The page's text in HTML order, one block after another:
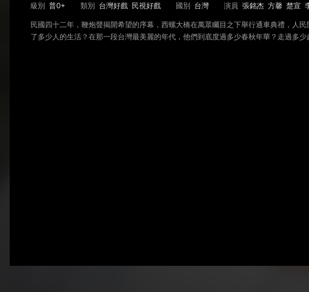
級別 普0+ 類別 台灣好戲 民視好戲 國別 台灣 演員 張銘杰 方馨 楚宣
民國四十二年，鞭炮聲揭開希望的序幕，西螺大橋在萬眾矚目之下舉行通車典禮，
了多少人的生活？在那一段台灣最美麗的年代，他們到底度過多少春秋年華？走過多少